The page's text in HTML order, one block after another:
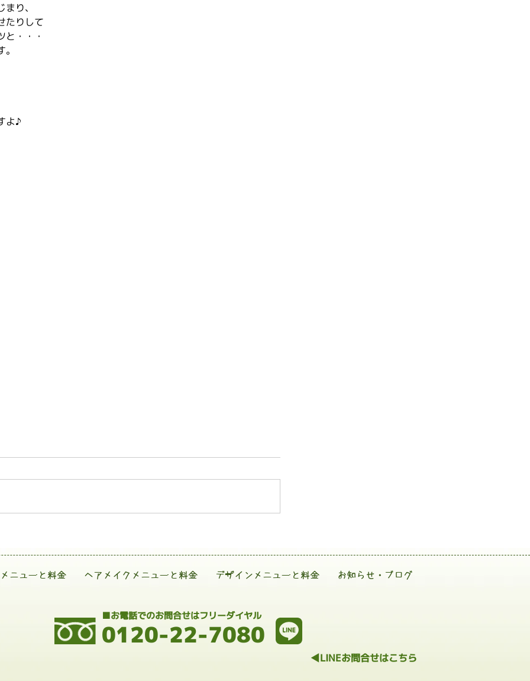
り、
たりして
・・・
よ♪
ニューと料金 ヘアメイクメニューと料金 デザインメニューと料金 お知らせ・ブログ
0120-22-7080
■お電話でのお問合せはフリーダイヤル
◀LINEお問合せはこちら